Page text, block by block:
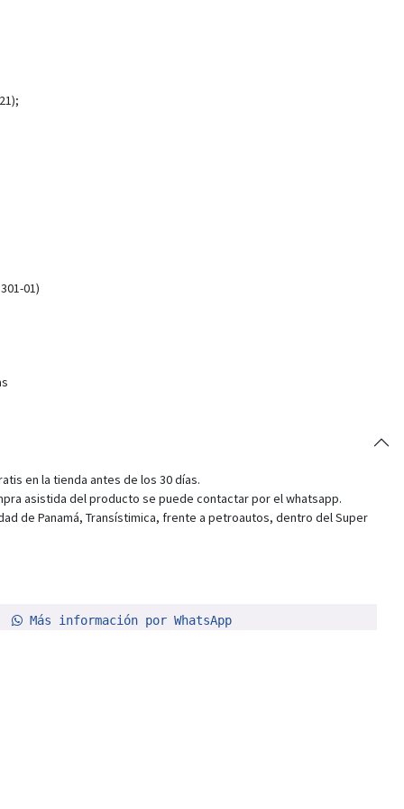
01)
en la tienda antes de los 30 días.
asistida del producto se puede contactar por el whatsapp.
de Panamá, Transístimica, frente a petroautos, dentro del Super
Más información por WhatsApp